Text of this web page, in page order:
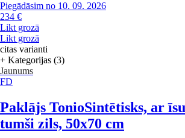
Piegādāsim no 10. 09. 2026
234 €
Likt grozā
Likt grozā
citas varianti
+ Kategorijas (3)
Jaunums
FD
Paklājs TonioSintētisks, ar
tumši zils, 50x70 cm